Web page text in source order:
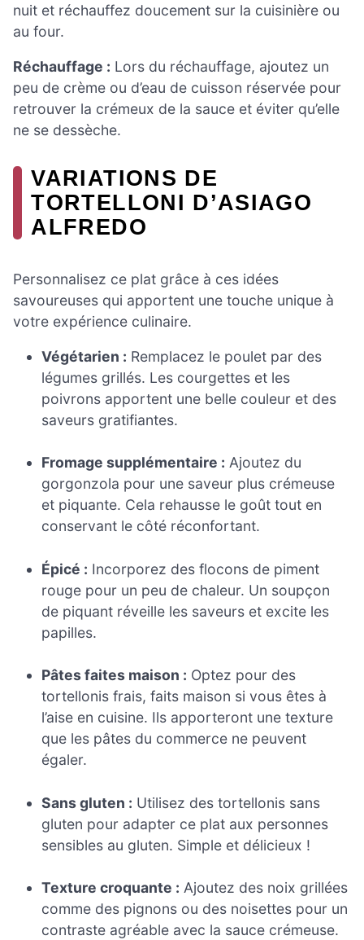
nuit et réchauffez doucement sur la cuisinière ou
au four.
Réchauffage : Lors du réchauffage, ajoutez un
peu de crème ou d’eau de cuisson réservée pour
retrouver la crémeux de la sauce et éviter qu’elle
ne se dessèche.
VARIATIONS DE
TORTELLONI D’ASIAGO
ALFREDO
Personnalisez ce plat grâce à ces idées
savoureuses qui apportent une touche unique à
votre expérience culinaire.
Végétarien : Remplacez le poulet par des
légumes grillés. Les courgettes et les
poivrons apportent une belle couleur et des
saveurs gratifiantes.
Fromage supplémentaire : Ajoutez du
gorgonzola pour une saveur plus crémeuse
et piquante. Cela rehausse le goût tout en
conservant le côté réconfortant.
Épicé : Incorporez des flocons de piment
rouge pour un peu de chaleur. Un soupçon
de piquant réveille les saveurs et excite les
papilles.
Pâtes faites maison : Optez pour des
tortellonis frais, faits maison si vous êtes à
l’aise en cuisine. Ils apporteront une texture
que les pâtes du commerce ne peuvent
égaler.
Sans gluten : Utilisez des tortellonis sans
gluten pour adapter ce plat aux personnes
sensibles au gluten. Simple et délicieux !
Texture croquante : Ajoutez des noix grillées
comme des pignons ou des noisettes pour un
contraste agréable avec la sauce crémeuse.